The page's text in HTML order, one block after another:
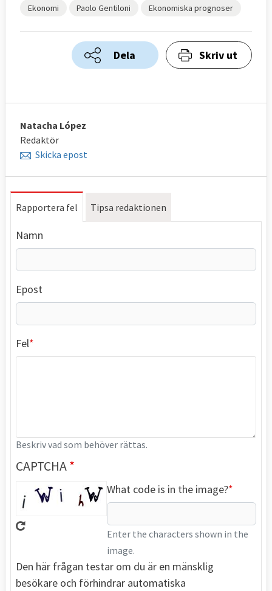
Ekonomi Paolo Gentiloni Ekonomiska prognoser
Dela Skriv ut
Natacha López
Redaktör
Skicka epost
Rapportera fel Tipsa redaktionen
Namn
Epost
Fel
Beskriv vad som behöver rättas.
CAPTCHA
What code is in the image?
Enter the characters shown in the
image.
Den här frågan testar om du är en mänsklig
besökare och förhindrar automatiska